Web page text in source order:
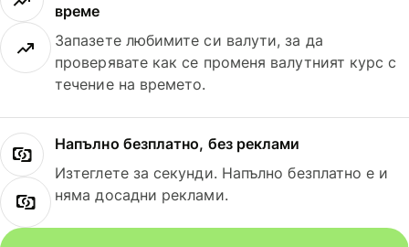
време
Запазете любимите си валути, за да
проверявате как се променя валутният курс с
течение на времето.
Напълно безплатно, без реклами
Изтеглете за секунди. Напълно безплатно е и
няма досадни реклами.